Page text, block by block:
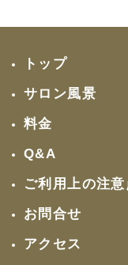
トップ
サロン風景
料金
Q&A
ご利用上の注意
お問合せ
アクセス